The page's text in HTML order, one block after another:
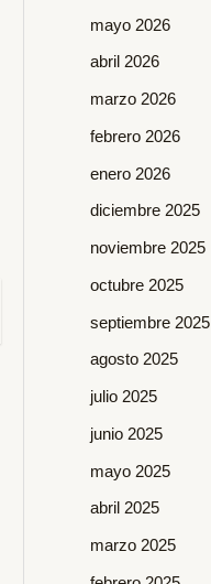
mayo 2026
abril 2026
marzo 2026
febrero 2026
enero 2026
diciembre 2025
noviembre 2025
octubre 2025
septiembre 2025
agosto 2025
julio 2025
junio 2025
mayo 2025
abril 2025
marzo 2025